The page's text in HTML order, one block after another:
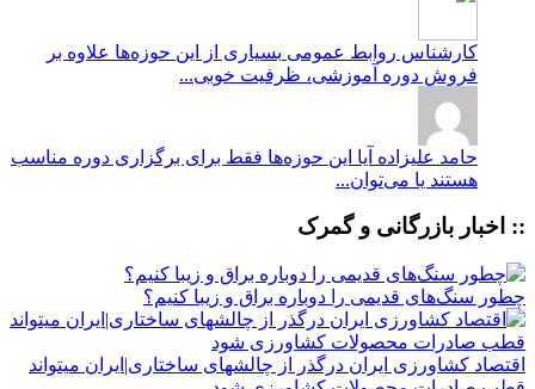
کارشناس روابط عمومی بسیاری از این حوزه‌ها علاوه بر
فروش دوره آموزشی، ظرفیت خوبی...
حامد علیزاده آیا این حوزه‌ها فقط برای برگزاری دوره مناسب
هستند یا می‌توان...
:: اخبار بازرگانی و گمرک
چطور سنگ‌های قدیمی را دوباره براق و زیبا کنیم؟
اقتصاد کشاورزی ایران درگذر از چالشهای ساختاری|ایران میتواند